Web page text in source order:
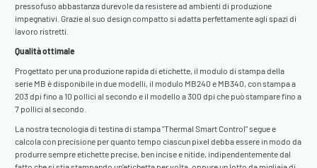
pressofuso abbastanza durevole da resistere ad ambienti di produzione
impegnativi. Grazie al suo design compatto si adatta perfettamente agli spazi di
lavoro ristretti.
Qualità ottimale
Progettato per una produzione rapida di etichette, il modulo di stampa della
serie MB è disponibile in due modelli, il modulo MB240 e MB340, con stampa a
203 dpi fino a 10 pollici al secondo e il modello a 300 dpi che può stampare fino a
7 pollici al secondo.
La nostra tecnologia di testina di stampa "Thermal Smart Control" segue e
calcola con precisione per quanto tempo ciascun pixel debba essere in modo da
produrre sempre etichette precise, ben incise e nitide, indipendentemente dal